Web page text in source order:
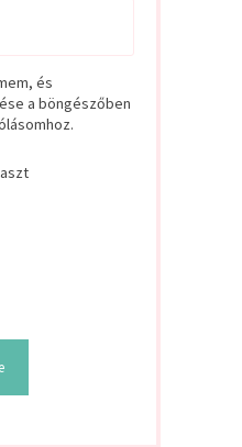
és
a böngészőben